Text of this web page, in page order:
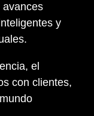
avances
y
el
con clientes,